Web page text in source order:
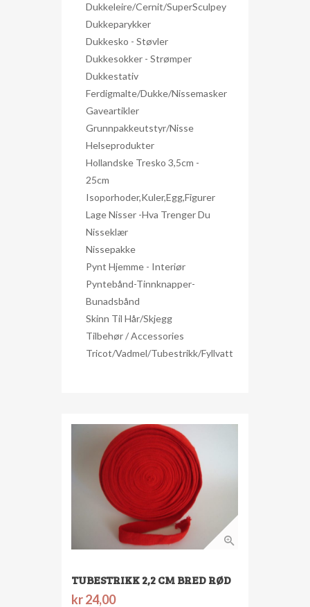
Dukkeleire/Cernit/SuperSculpey
Dukkeparykker
Dukkesko - Støvler
Dukkesokker - Strømper
Dukkestativ
Ferdigmalte/dukke/nissemasker
Gaveartikler
Grunnpakkeutstyr/nisse
Helseprodukter
Hollandske Tresko 3,5cm -
25cm
Isoporhoder,kuler,egg,figurer
Lage Nisser -hva Trenger Du
Nisseklær
Nissepakke
Pynt Hjemme - Interiør
Pyntebånd-Tinnknapper-
Bunadsbånd
Skinn Til Hår/skjegg
Tilbehør / Accessories
Tricot/Vadmel/Tubestrikk/Fyllvatt
TUBESTRIKK 2,2 CM BRED RØD
kr24,00